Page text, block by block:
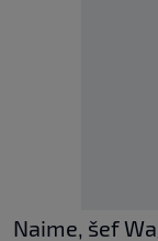
Naime, šef